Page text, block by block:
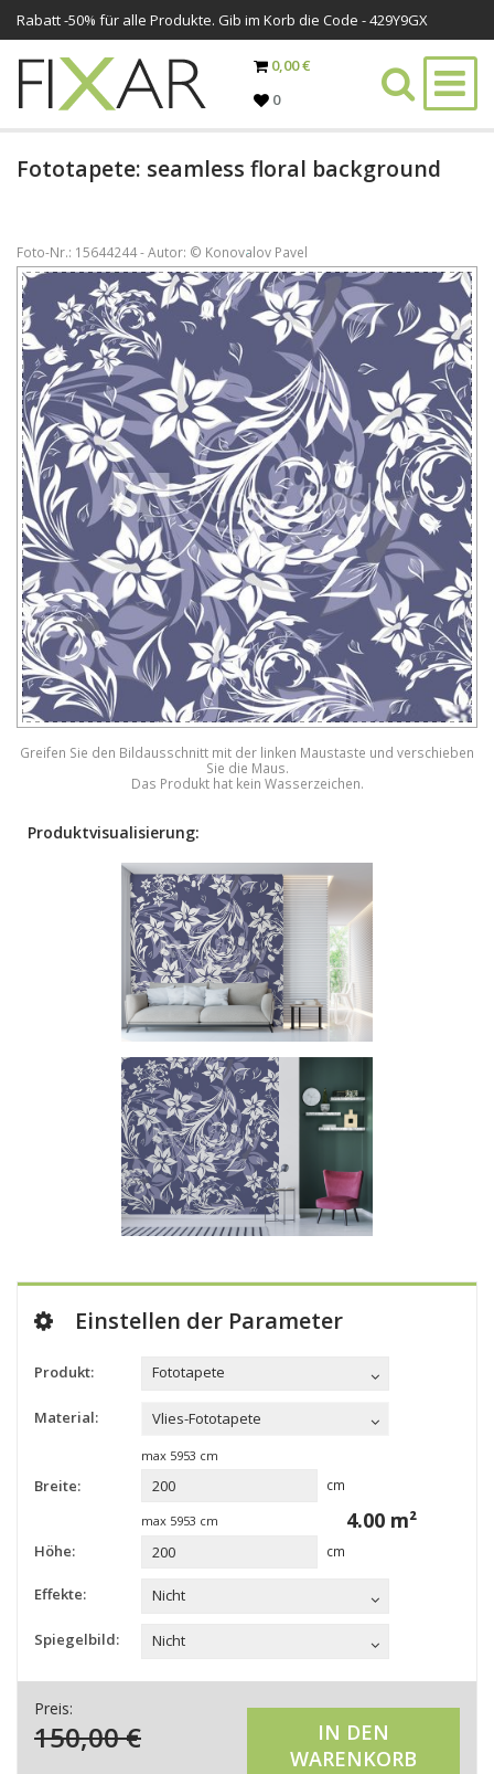
Rabatt -50% für alle Produkte. Gib im Korb die Code - 429Y9GX
0,00 €
0
Fototapete: seamless floral background
Foto-Nr.: 15644244 - Autor: © Konovalov Pavel
Greifen Sie den Bildausschnitt mit der linken Maustaste und verschieben
Sie die Maus.
Das Produkt hat kein Wasserzeichen.
Produktvisualisierung:
Einstellen der Parameter
Produkt: Fototapete
Material: Vlies-Fototapete
max 5953 cm
Breite: cm
max 5953 cm
Höhe: cm
4.00 m²
Effekte: Nicht
Spiegelbild: Nicht
Preis:
150,00€
IN DEN
WARENKORB